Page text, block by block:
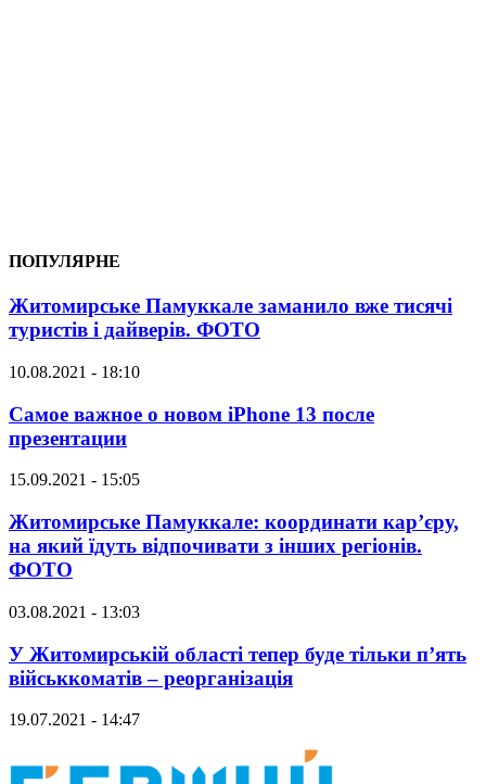
ПОПУЛЯРНЕ
Житомирське Памуккале заманило вже тисячі
туристів і дайверів. ФОТО
10.08.2021 - 18:10
Самое важное о новом iPhone 13 после
презентации
15.09.2021 - 15:05
Житомирське Памуккале: координати кар’єру,
на який їдуть відпочивати з інших регіонів.
ФОТО
03.08.2021 - 13:03
У Житомирській області тепер буде тільки п’ять
військкоматів – реорганізація
19.07.2021 - 14:47